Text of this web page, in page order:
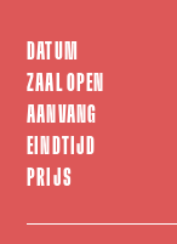
DATUM
ZAAL OPEN
AANVANG
EINDTIJD
PRIJS